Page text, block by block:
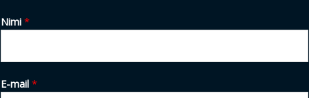
Nimi *
E-mail *